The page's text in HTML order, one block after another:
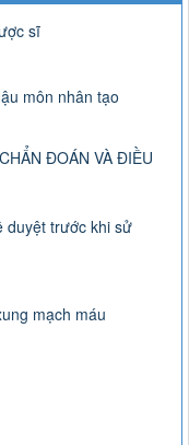
sĩ
môn nhân tạo
ĐOÁN VÀ ĐIỀU
duyệt trước khi sử
mạch máu